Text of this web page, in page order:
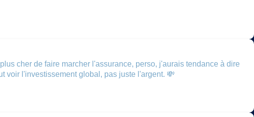
cher de faire marcher l'assurance, perso, j'aurais tendance à dire
voir l'investissement global, pas juste l'argent. 💸